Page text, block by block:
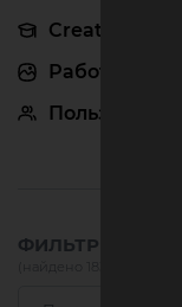
Creativo Pro
Работы
Пользователи
ФИЛЬТРЫ: